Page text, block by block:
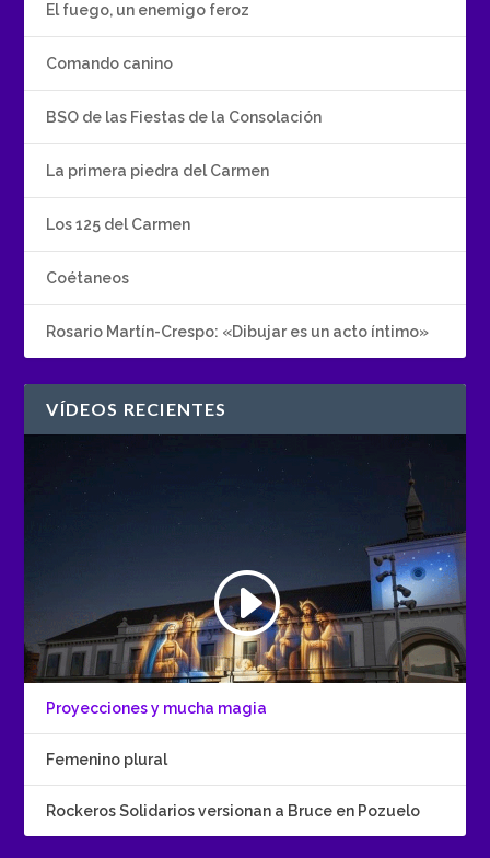
El fuego, un enemigo feroz
Comando canino
BSO de las Fiestas de la Consolación
La primera piedra del Carmen
Los 125 del Carmen
Coétaneos
Rosario Martín-Crespo: «Dibujar es un acto íntimo»
VÍDEOS RECIENTES
Proyecciones y mucha magia
Femenino plural
Rockeros Solidarios versionan a Bruce en Pozuelo